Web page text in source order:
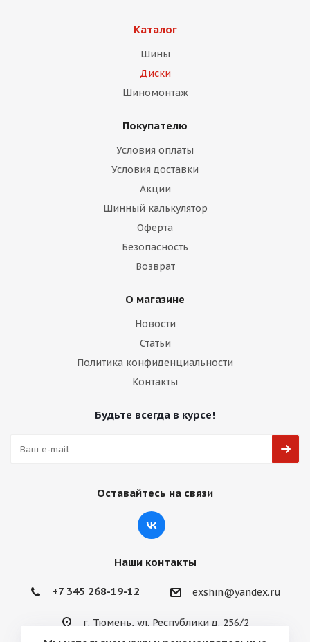
Каталог
Шины
Диски
Шиномонтаж
Покупателю
Условия оплаты
Условия доставки
Акции
Шинный калькулятор
Оферта
Безопасность
Возврат
О магазине
Новости
Статьи
Политика конфиденциальности
Контакты
Будьте всегда в курсе!
Оставайтесь на связи
Наши контакты
+7 345 268-19-12 exshin@yandex.ru
г. Тюмень, ул. Республики д. 256/2
раз в 2 недели